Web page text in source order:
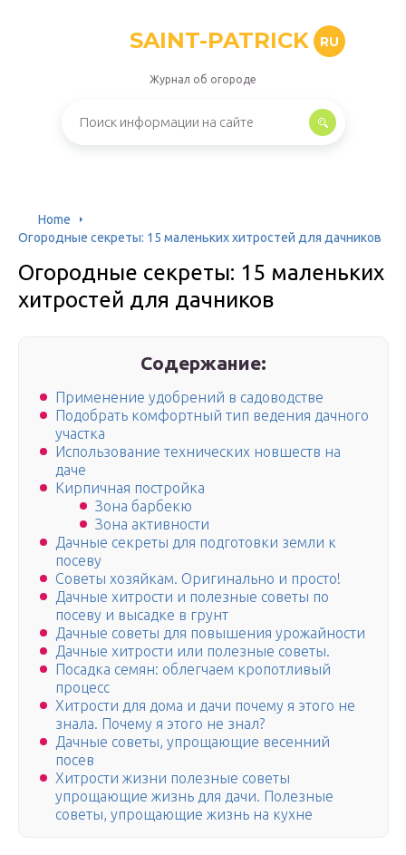
SAINT-PATRICK RU
Журнал об огороде
Home
Огородные секреты: 15 маленьких хитростей для дачников
Огородные секреты: 15 маленьких
хитростей для дачников
Содержание:
Применение удобрений в садоводстве
Подобрать комфортный тип ведения дачного
участка
Использование технических новшеств на
даче
Кирпичная постройка
Зона барбекю
Зона активности
Дачные секреты для подготовки земли к
посеву
Советы хозяйкам. Оригинально и просто!
Дачные хитрости и полезные советы по
посеву и высадке в грунт
Дачные советы для повышения урожайности
Дачные хитрости или полезные советы.
Посадка семян: облегчаем кропотливый
процесс
Хитрости для дома и дачи почему я этого не
знала. Почему я этого не знал?
Дачные советы, упрощающие весенний
посев
Хитрости жизни полезные советы
упрощающие жизнь для дачи. Полезные
советы, упрощающие жизнь на кухне